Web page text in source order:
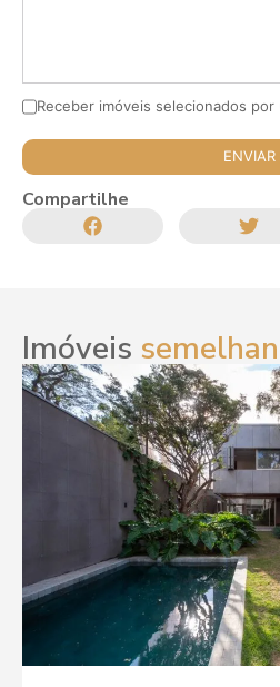
Receber imóveis selecionados por
Compartilhe
Imóveis